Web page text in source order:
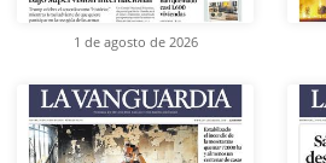
1 de agosto de 2026